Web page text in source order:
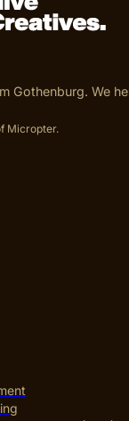
Gothenburg. We
Micropter.